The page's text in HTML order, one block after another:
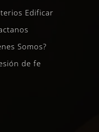
Edificar
Somos?
de fe